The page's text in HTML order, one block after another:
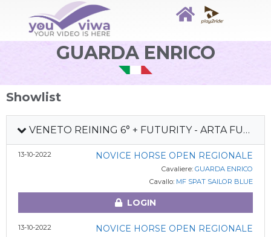
GUARDA ENRICO
Showlist
VENETO REINING 6° + FUTURITY - ARTA FUTURITY - LOMBARDIA REINING 6° TAPPA 2022
13-10-2022 NOVICE HORSE OPEN REGIONALE
Cavaliere: GUARDA ENRICO
Cavallo: MF SPAT SAILOR BLUE
LOGIN
13-10-2022 NOVICE HORSE OPEN REGIONALE